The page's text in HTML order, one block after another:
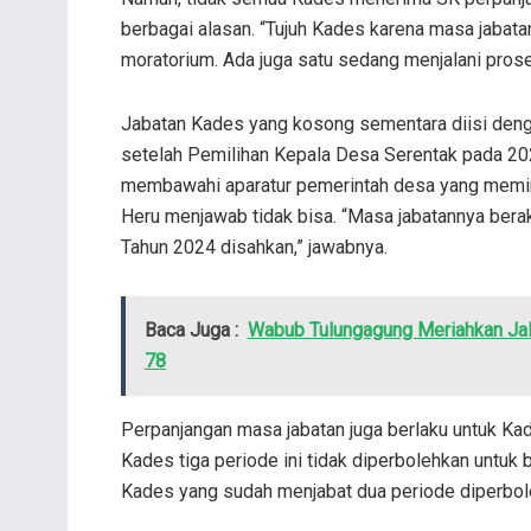
berbagai alasan. “Tujuh Kades karena masa
moratorium. Ada juga satu sedang menjalani
Jabatan Kades yang kosong sementara diisi
setelah Pemilihan Kepala Desa Serentak pada
membawahi aparatur pemerintah desa yang
Heru menjawab tidak bisa. “Masa jabatannya
Tahun 2024 disahkan,” jawabnya.
Baca Juga : Wabub Tulungagung Meriahkan
78
Perpanjangan masa jabatan juga berlaku untuk
Kades tiga periode ini tidak diperbolehkan untuk
Kades yang sudah menjabat dua periode